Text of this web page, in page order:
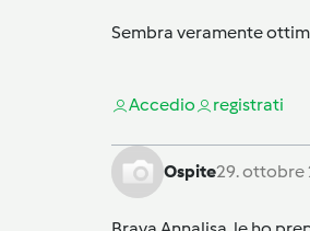
Sembra veramente
Accedio registrati
Ospite29. ottobre